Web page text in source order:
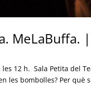
MeLaBuffa. |
les 12 h. Sala Petita del
les bombolles? Per què